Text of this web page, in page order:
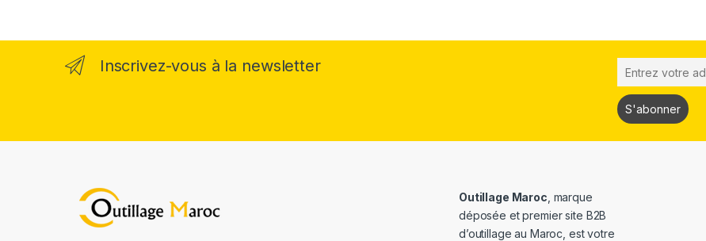
Inscrivez-vous à la newsletter
Outillage Maroc, marque
déposée et premier site B2B
d’outillage au Maroc, est votre